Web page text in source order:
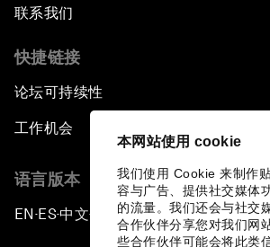
本网站使用 cookie
我们使用 Cookie 来制作
容与广告、提供社交媒体
的流量。我们还会与社交
合作伙伴分享您对我们网
些合作伙伴可能会将此类
联系我们
快捷链接
论坛可持续性
工作机会
语言版本
EN ▪ES▪中文▪ 日本語